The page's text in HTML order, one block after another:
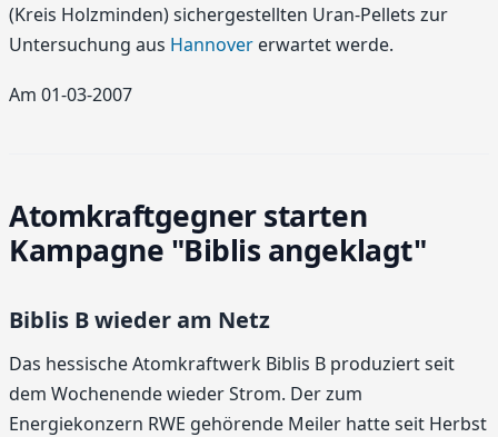
(Kreis Holzminden) sichergestellten Uran-Pellets zur
Untersuchung aus Hannover erwartet werde.
Am 01-03-2007
Atomkraftgegner starten
Kampagne "Biblis angeklagt"
Biblis B wieder am Netz
Das hessische Atomkraftwerk Biblis B produziert seit
dem Wochenende wieder Strom. Der zum
Energiekonzern RWE gehörende Meiler hatte seit Herbst